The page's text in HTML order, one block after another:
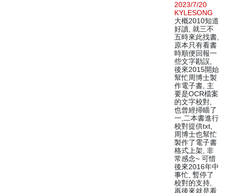
2023/7/20
KYLESONG
大概2010知道
好讀, 就三不
五時來此找書,
原本只有看書
時順便回報一
些文字勘誤,
後來2015開始
幫忙周博士製
作電子書, 主
要是OCR檔案
的文字校對,
也曾經掃瞄了
一,二本書進行
校對提供txt,
周博士也幫忙
製作了電子書
格式上架, 非
常感念~ 可惜
後來2016年中
事忙, 暫停了
校對的支持,
再後來就是看